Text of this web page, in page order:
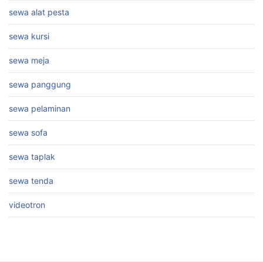
sewa alat pesta
sewa kursi
sewa meja
sewa panggung
sewa pelaminan
sewa sofa
sewa taplak
sewa tenda
videotron